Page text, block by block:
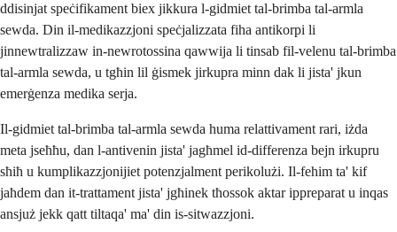
ddisinjat speċifikament biex jikkura l-gidmiet tal-brimba tal-armla
sewda. Din il-medikazzjoni speċjalizzata fiha antikorpi li
jinnewtralizzaw in-newrotossina qawwija li tinsab fil-velenu tal-brimba
tal-armla sewda, u tgħin lil ġismek jirkupra minn dak li jista' jkun
emerġenza medika serja.
Il-gidmiet tal-brimba tal-armla sewda huma relattivament rari, iżda
meta jseħħu, dan l-antivenin jista' jagħmel id-differenza bejn irkupru
sħiħ u kumplikazzjonijiet potenzjalment perikolużi. Il-fehim ta' kif
jaħdem dan it-trattament jista' jgħinek tħossok aktar ippreparat u inqas
ansjuż jekk qatt tiltaqa' ma' din is-sitwazzjoni.